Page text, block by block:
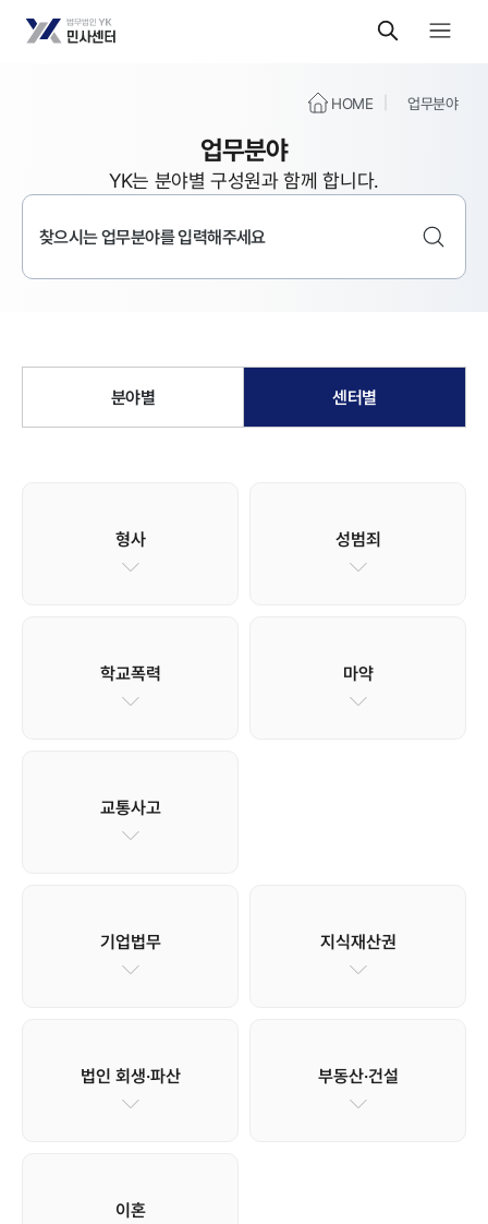
HOME 업무분야
업무분야
YK는 분야별 구성원과 함께 합니다.
분야별 센터별
형사 성범죄
학교폭력 마약
교통사고
기업법무 지식재산권
법인 회생·파산 부동산·건설
이혼